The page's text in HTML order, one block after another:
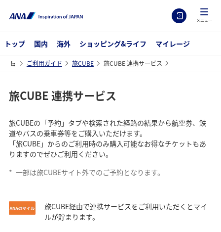
メニュー
トップ 国内 海外 ショッピング&ライフ マイレージ
ご利用ガイド 旅CUBE 旅CUBE 連携サービス
旅CUBE 連携サービス
旅CUBEの「予約」タブや検索された経路の結果から航空券、鉄
道やバスの乗車券等をご購入いただけます。
「旅CUBE」からのご利用時のみ購入可能なお得なチケットもあ
りますのでぜひご利用ください。
* 一部は旅CUBEサイト外でのご予約となります。
旅CUBE経由で連携サービスをご利用いただくとマイ
ルが貯まります。